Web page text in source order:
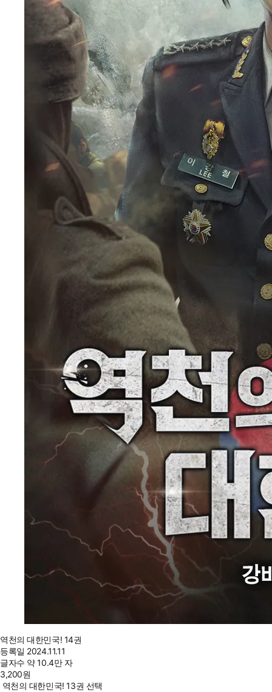
역천의 대한민국! 14권
등록일 2024.11.11
글자수 약 10.4만 자
3,200원
역천의 대한민국! 13권 선택